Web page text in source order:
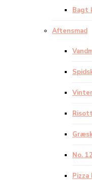
Bagt
Aftensmad
No.
Pizza